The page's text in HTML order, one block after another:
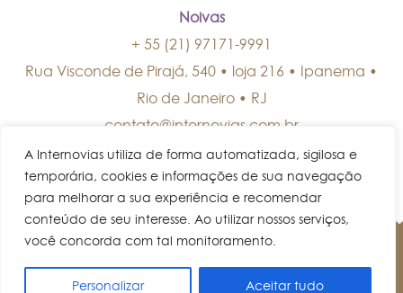
A Internovias utiliza de forma automatizada, sigilosa e
temporária, cookies e informações de sua navegação
para melhorar a sua experiência e recomendar
conteúdo de seu interesse. Ao utilizar nossos serviços,
você concorda com tal monitoramento.
Personalizar Aceitar tudo
Noivas
+ 55 (21) 97171-9991
Rua Visconde de Pirajá, 540 • loja 216 • Ipanema •
Rio de Janeiro• RJ
contato@internovias.com.br